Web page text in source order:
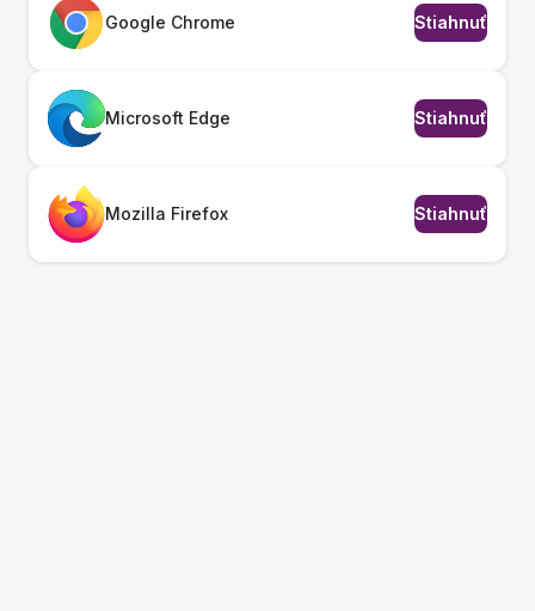
Google Chrome Stiahnuť
Microsoft Edge Stiahnuť
Mozilla Firefox Stiahnuť